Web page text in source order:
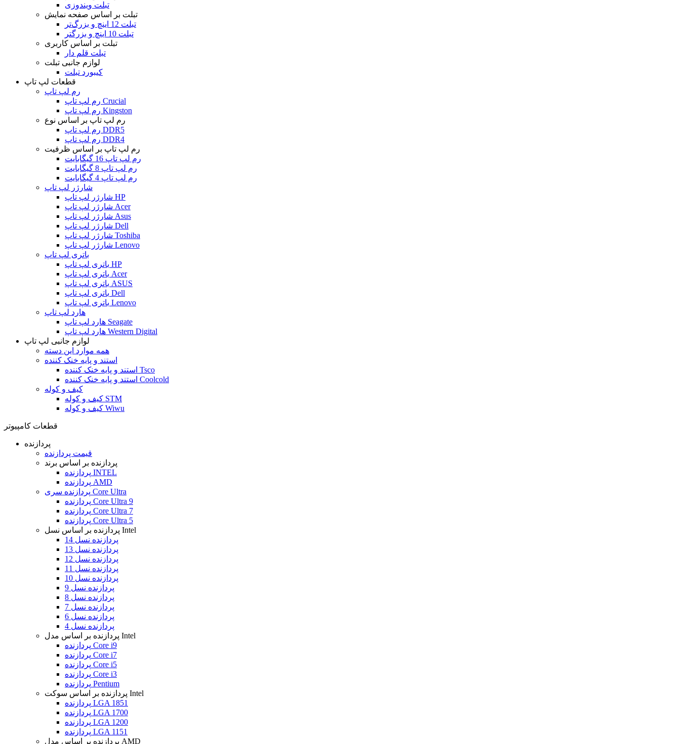
تبلت ویندوزی
تبلت بر اساس صفحه نمایش
تبلت 12 اینچ و بزرگ‌تر
تبلت 10 اینچ و بزرگتر
تبلت بر اساس کاربری
تبلت قلم دار
لوازم جانبی تبلت
کیبورد تبلت
قطعات لپ تاپ
رم لپ تاپ
رم لپ تاپ Crucial
رم لپ تاپ Kingston
رم لپ تاپ بر اساس نوع
رم لپ تاپ DDR5
رم لپ تاپ DDR4
رم لپ تاپ بر اساس ظرفیت
رم لپ تاپ 16 گیگابایت
رم لپ تاپ 8 گیگابایت
رم لپ تاپ 4 گیگابایت
شارژر لپ تاپ
شارژر لپ تاپ HP
شارژر لپ تاپ Acer
شارژر لپ تاپ Asus
شارژر لپ تاپ Dell
شارژر لپ تاپ Toshiba
شارژر لپ تاپ Lenovo
باتری لپ تاپ
باتری لپ تاپ HP
باتری لپ تاپ Acer
باتری لپ تاپ ASUS
باتری لپ تاپ Dell
باتری لپ تاپ Lenovo
هارد لپ تاپ
هارد لپ تاپ Seagate
هارد لپ تاپ Western Digital
لوازم جانبی لپ تاپ
همه موارد این دسته
استند و پایه خنک کننده
استند و پایه خنک کننده Tsco
استند و پایه خنک کننده Coolcold
کیف و کوله
کیف و کوله STM
کیف و کوله Wiwu
قطعات کامپیوتر
پردازنده
قیمت پردازنده
پردازنده بر اساس برند
پردازنده INTEL
پردازنده AMD
پردازنده سری Core Ultra
پردازنده Core Ultra 9
پردازنده Core Ultra 7
پردازنده Core Ultra 5
پردازنده بر اساس نسل Intel
پردازنده نسل 14
پردازنده نسل 13
پردازنده نسل 12
پردازنده نسل 11
پردازنده نسل 10
پردازنده نسل 9
پردازنده نسل 8
پردازنده نسل 7
پردازنده نسل 6
پردازنده نسل 4
پردازنده بر اساس مدل Intel
پردازنده Core i9
پردازنده Core i7
پردازنده Core i5
پردازنده Core i3
پردازنده Pentium
پردازنده بر اساس سوکت Intel
پردازنده LGA 1851
پردازنده LGA 1700
پردازنده LGA 1200
پردازنده LGA 1151
پردازنده بر اساس مدل AMD